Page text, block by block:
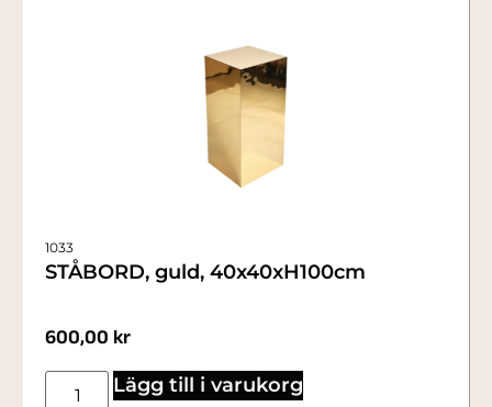
1033
STÅBORD, guld, 40x40xH100cm
600,00 kr
Lägg till i varukorg